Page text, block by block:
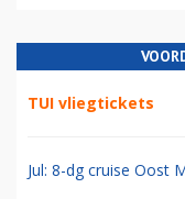
TUI vliegtickets
Jul: 8-dg cruise Oost